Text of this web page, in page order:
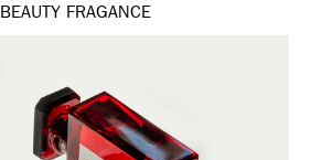
BEAUTY FRAGANCE